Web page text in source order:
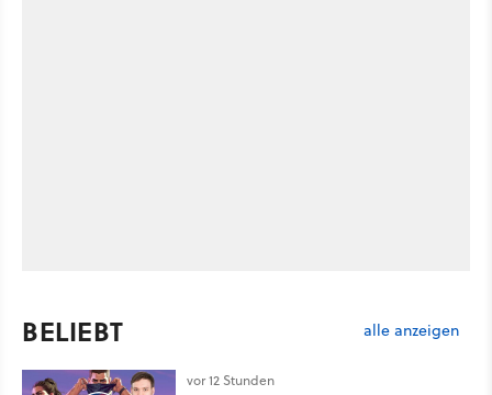
BELIEBT alle anzeigen
vor 12 Stunden